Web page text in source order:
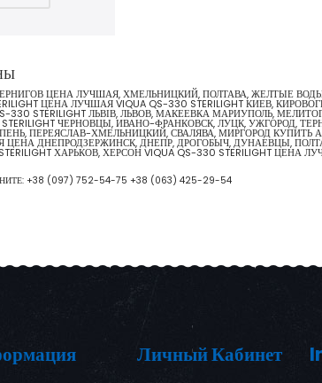
ЧЕРНИГОВ ЦЕНА ЛУЧШАЯ, ХМЕЛЬНИЦКИЙ, ПОЛТАВА, ЖЕЛТЫЕ
ЦЕНА ЛУЧШАЯ VIQUA QS-330 STERILIGHT КИЕВ,
330 STERILIGHT ЛЬВІВ, ЛЬВОВ, МАКЕЕВКА МАРИУПОЛЬ,
ЧЕРНОВЦЫ, ИВАНО-ФРАНКОВСК, ЛУЦК, УЖГОРОД,
ПЕРЕЯСЛАВ-ХМЕЛЬНИЦКИЙ, СВАЛЯВА, МИРГОРОД КУПИТЬ
ЦЕНА ДНЕПРОДЗЕРЖИНСК, ДНЕПР, ДРОГОБЫЧ, ДУНАЕВЦЫ,
ХАРЬКОВ, ХЕРСОН VIQUA QS-330 STERILIGHT
+38 (097) 752-54-75 +38 (063) 425-29-54
Личный Кабинет